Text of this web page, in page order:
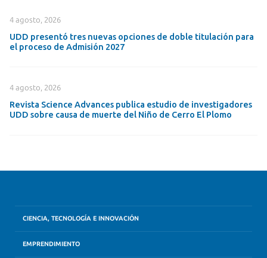
4 agosto, 2026
UDD presentó tres nuevas opciones de doble titulación para
el proceso de Admisión 2027
4 agosto, 2026
Revista Science Advances publica estudio de investigadores
UDD sobre causa de muerte del Niño de Cerro El Plomo
CIENCIA, TECNOLOGÍA E INNOVACIÓN
EMPRENDIMIENTO